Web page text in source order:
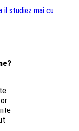
il studiez mai cu